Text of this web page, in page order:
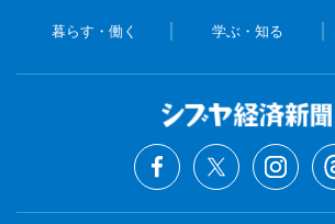
暮らす・働く 学ぶ・知る